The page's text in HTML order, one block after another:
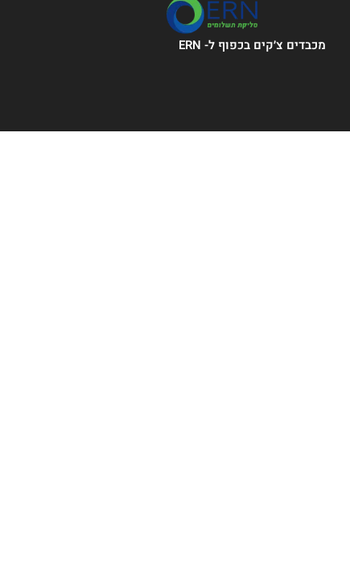
מכבדים צ׳קים בכפוף ל- ERN